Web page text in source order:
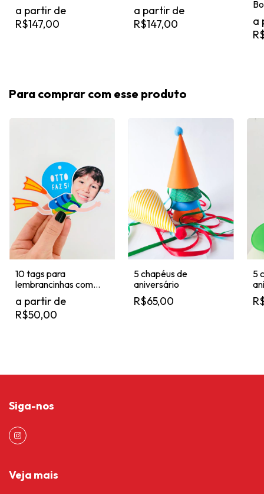
R$147,00 R$147,00
Para comprar com esse produto
10 tags para
lembrancinhas com
foto do aniversariante
R$50,00
5 chapéus de
aniversário
R$65,00
5
Siga-nos
Veja mais